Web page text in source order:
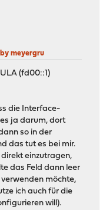
by meyergru
(fd00::1)
die Interface-
ja darum, dort
so in der
das tut es bei mir.
direkt einzutragen,
das Feld dann leer
möchte,
ich auch für die
will).